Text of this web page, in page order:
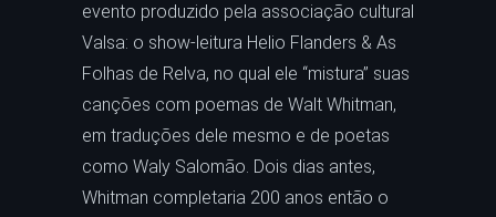
evento produzido pela associação cultural
Valsa: o show-leitura Helio Flanders & As
Folhas de Relva, no qual ele “mistura” suas
canções com poemas de Walt Whitman,
em traduções dele mesmo e de poetas
como Waly Salomão. Dois dias antes,
Whitman completaria 200 anos então o